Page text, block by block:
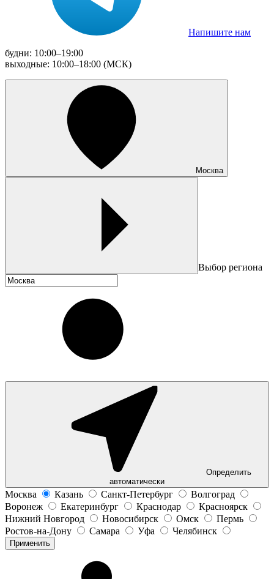
Напишите нам
будни: 10:00–19:00
выходные: 10:00–18:00 (МСК)
Москва
Выбор региона
Определить
автоматически
Москва Казань Санкт-Петербург
Волгоград
Воронеж
Екатеринбург Краснодар
Красноярск
Нижний Новгород
Новосибирск Омск
Пермь
Ростов-на-Дону
Самара Уфа Челябинск
Применить